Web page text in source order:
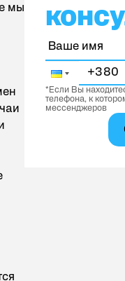
мы
*Если Вы
телефона, к
мессенджеров